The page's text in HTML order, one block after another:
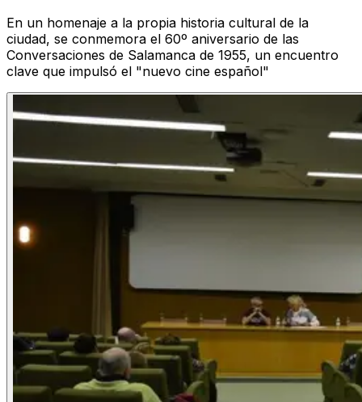
En un homenaje a la propia historia cultural de la
ciudad, se conmemora el 60º aniversario de las
Conversaciones de Salamanca de 1955, un encuentro
clave que impulsó el "nuevo cine español"